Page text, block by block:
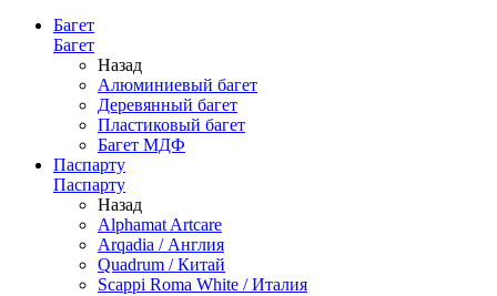
Багет
Багет
Назад
Алюминиевый багет
Деревянный багет
Пластиковый багет
Багет МДФ
Паспарту
Паспарту
Назад
Alphamat Artcare
Arqadia / Англия
Quadrum / Китай
Scappi Roma White / Италия